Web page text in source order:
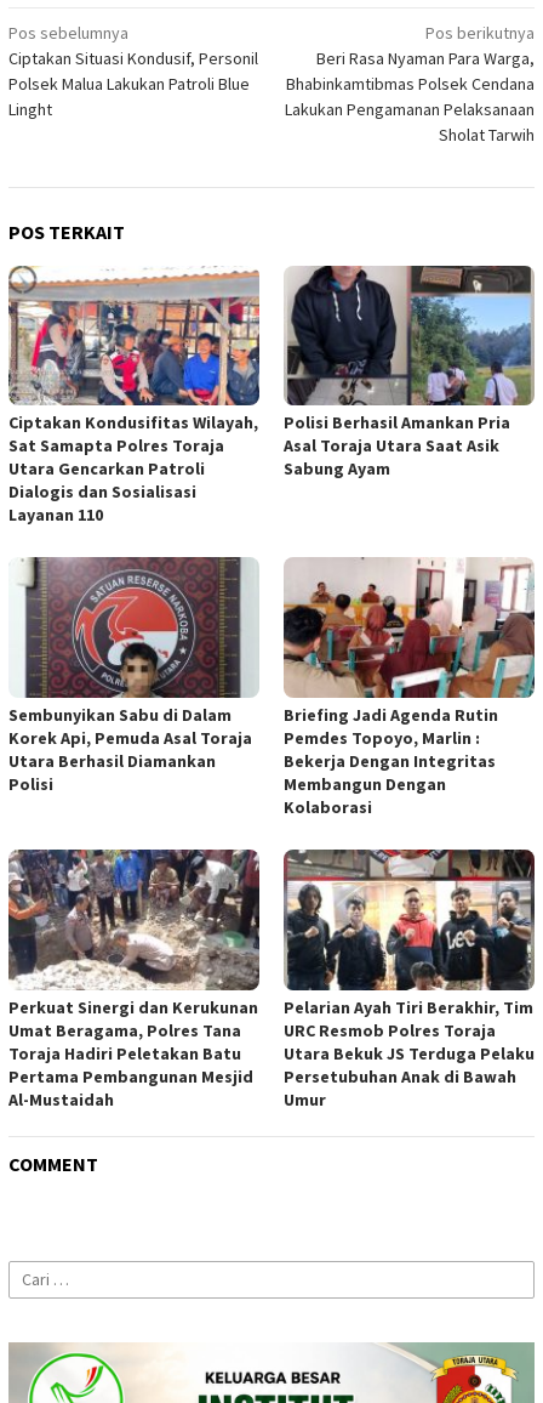
Navigasi
pos
Pos sebelumnya
Ciptakan Situasi Kondusif, Personil
Polsek Malua Lakukan Patroli Blue
Linght
Pos berikutnya
Beri Rasa Nyaman Para Warga,
Bhabinkamtibmas Polsek Cendana
Lakukan Pengamanan Pelaksanaan
Sholat Tarwih
POS TERKAIT
Ciptakan Kondusifitas Wilayah,
Sat Samapta Polres Toraja
Utara Gencarkan Patroli
Dialogis dan Sosialisasi
Layanan 110
Polisi Berhasil Amankan Pria
Asal Toraja Utara Saat Asik
Sabung Ayam
Sembunyikan Sabu di Dalam
Korek Api, Pemuda Asal Toraja
Utara Berhasil Diamankan
Polisi
Briefing Jadi Agenda Rutin
Pemdes Topoyo, Marlin :
Bekerja Dengan Integritas
Membangun Dengan
Kolaborasi
Perkuat Sinergi dan Kerukunan
Umat Beragama, Polres Tana
Toraja Hadiri Peletakan Batu
Pertama Pembangunan Mesjid
Al-Mustaidah
Pelarian Ayah Tiri Berakhir, Tim
URC Resmob Polres Toraja
Utara Bekuk JS Terduga Pelaku
Persetubuhan Anak di Bawah
Umur
COMMENT
Cari
untuk: